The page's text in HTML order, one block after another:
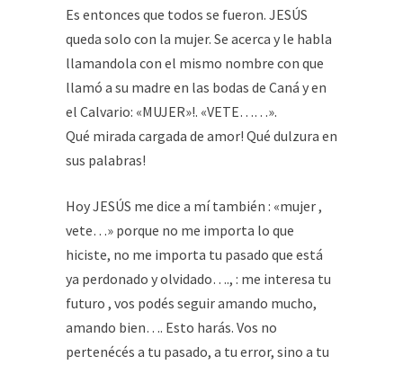
Es entonces que todos se fueron. JESÚS
queda solo con la mujer. Se acerca y le habla
llamandola con el mismo nombre con que
llamó a su madre en las bodas de Caná y en
el Calvario: «MUJER»!. «VETE……».
Qué mirada cargada de amor! Qué dulzura en
sus palabras!
Hoy JESÚS me dice a mí también : «mujer ,
vete…» porque no me importa lo que
hiciste, no me importa tu pasado que está
ya perdonado y olvidado…., : me interesa tu
futuro , vos podés seguir amando mucho,
amando bien…. Esto harás. Vos no
pertenécés a tu pasado, a tu error, sino a tu